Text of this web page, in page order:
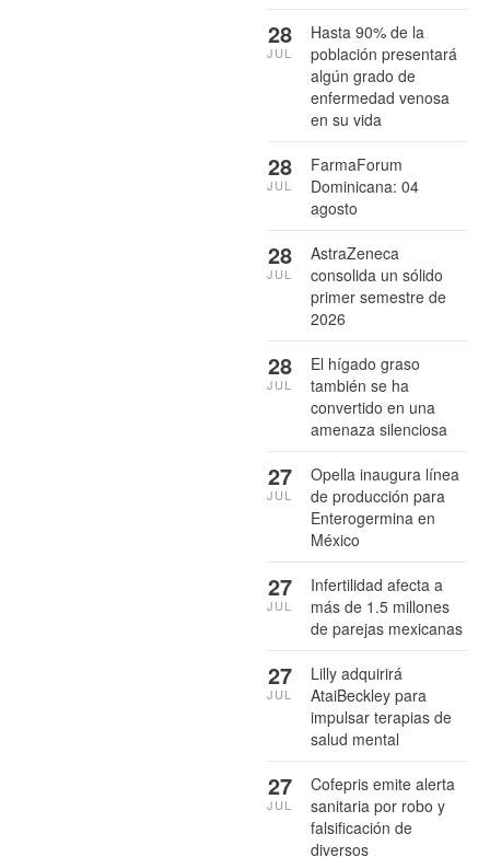
Hasta 90% de la
población presentará
algún grado de
enfermedad venosa
en su vida
28
JUL
FarmaForum
Dominicana: 04
agosto
28
JUL
AstraZeneca
consolida un sólido
primer semestre de
2026
28
JUL
El hígado graso
también se ha
convertido en una
amenaza silenciosa
28
JUL
Opella inaugura línea
de producción para
Enterogermina en
México
27
JUL
Infertilidad afecta a
más de 1.5 millones
de parejas mexicanas
27
JUL
Lilly adquirirá
AtaiBeckley para
impulsar terapias de
salud mental
27
JUL
Cofepris emite alerta
sanitaria por robo y
falsificación de
diversos
27
JUL